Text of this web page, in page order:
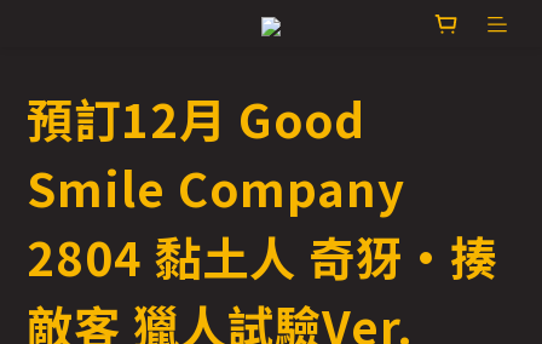
預訂12月 Good
Smile Company
2804 黏土人 奇犽·揍
敵客 獵人試驗Ver.